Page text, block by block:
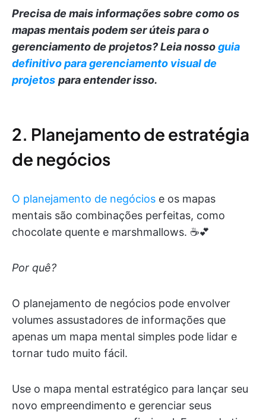
Precisa de mais informações sobre como os
mapas mentais podem ser úteis para o
gerenciamento de projetos?Leia nossoguia
definitivo para gerenciamento visual de
projetos para entender isso.
2. Planejamento de estratégia
de negócios
O planejamento de negócios e os mapas
mentais são combinações perfeitas, como
chocolate quente e marshmallows. ☕️💕
Por quê?
O planejamento de negócios pode envolver
volumes assustadores de informações que
apenas um mapa mental simples pode lidar e
tornar tudo muito fácil.
Use o mapa mental estratégico para lançar seu
novo empreendimento e gerenciar seus